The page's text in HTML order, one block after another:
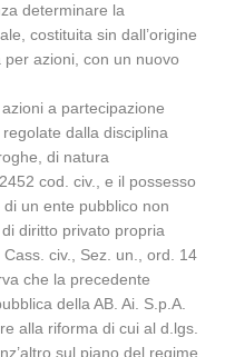
determinare la
costituita sin dall’origine
azioni, con un nuovo
a partecipazione
dalla disciplina
di natura
cod. civ., e il possesso
un ente pubblico non
diritto privato propria
civ., Sez. un., ord. 14
che la precedente
della AB. Ai. S.p.A.
alla riforma di cui al d.lgs.
sul piano del regime